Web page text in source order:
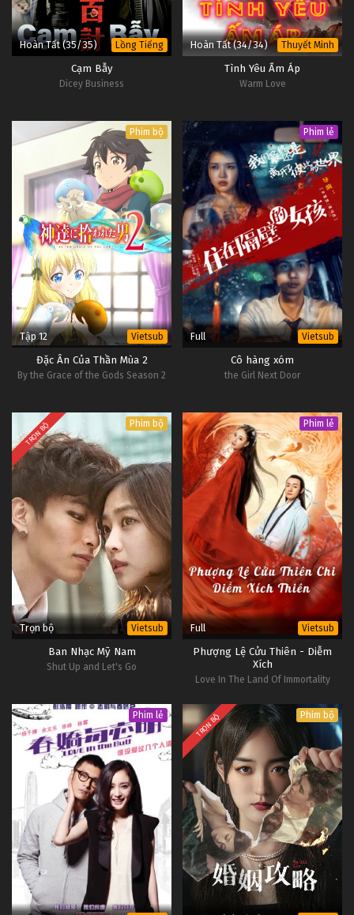
Hoàn Tất (35/35) Lồng Tiếng
Cạm Bẫy
Dicey Business
Hoàn Tất (34/34) Thuyết Minh
Tình Yêu Ấm Áp
Warm Love
Phim bộ
Tập 12 Vietsub
Đặc Ân Của Thần Mùa 2
By the Grace of the Gods Season 2
Phim lẻ
Full Vietsub
Cô hàng xóm
the Girl Next Door
TRỌN BỘ Phim bộ
Trọn bộ Vietsub
Ban Nhạc Mỹ Nam
Shut Up and Let's Go
Phim lẻ
Full Vietsub
Phượng Lệ Cửu Thiên - Diễm
Xích
Love In The Land Of Immortality
Phim lẻ TRỌN BỘ Phim bộ